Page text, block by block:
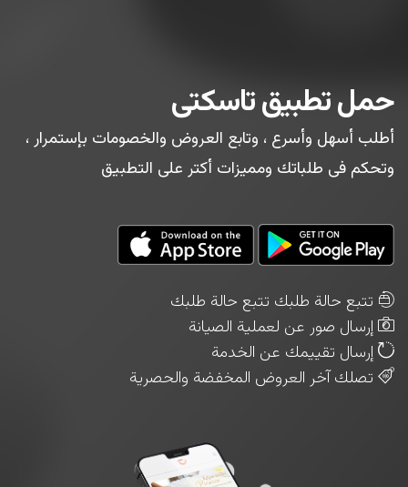
حمل تطبيق تاسكتى
أطلب أسهل وأسرع ، وتابع العروض والخصومات بإستمرار ،
وتحكم فى طلباتك ومميزات أكتر على التطبيق
تتبع حالة طلبك تتبع حالة طلبك
إرسال صور عن لعملية الصيانة
إرسال تقييمك عن الخدمة
تصلك آخر العروض المخفضة والحصرية